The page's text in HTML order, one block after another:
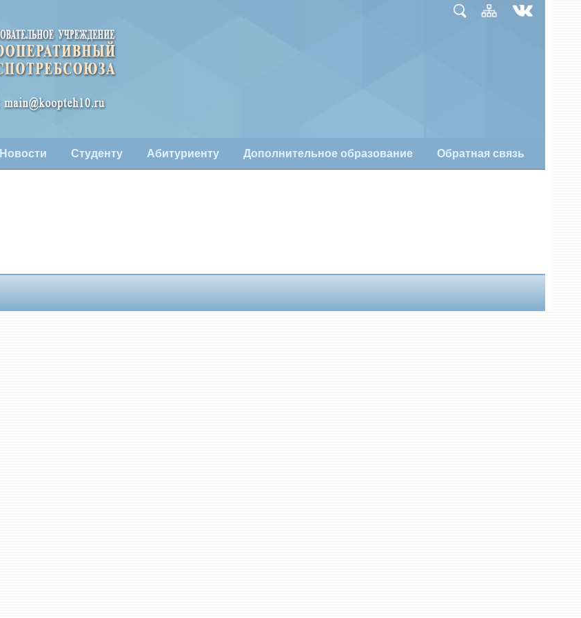
Новости Студенту Абитуриенту Дополнительное образование Обратная связь